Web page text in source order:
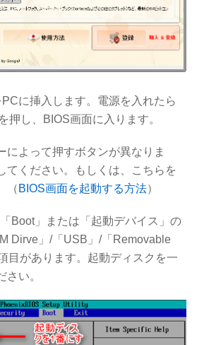
に挿入します。電源を入れたら
押し、BIOS画面に入ります。
よって押すボタンが異なりま
てください。もしくは、こちらを
（ BIOS画面を起動する方法）
Boot」または「起動デバイス」の
Dirve」/「USB」/「Removable
目があります。起動ディスクを一
さい。